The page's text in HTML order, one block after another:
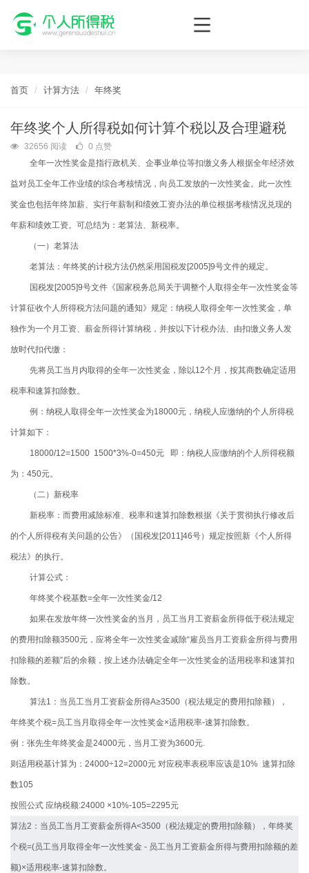
个人所得税网，最新个税资讯平台，您的个税管理专家！
首页 计算方法 年终奖
年终奖个人所得税如何计算个税以及合理避税
32656 阅读
0 点赞
全年一次性奖金是指行政机关、企事业单位等扣缴义务人根据全年经济效
益对员工全年工作业绩的综合考核情况，向员工发放的一次性奖金。此一次性
奖金也包括年终加薪、实行年薪制和绩效工资办法的单位根据考核情况兑现的
年薪和绩效工资。可总结为：老算法、新税率。
（一）老算法
老算法：年终奖的计税方法仍然采用国税发[2005]9号文件的规定。
国税发[2005]9号文件《国家税务总局关于调整个人取得全年一次性奖金等
计算征收个人所得税方法问题的通知》规定：纳税人取得全年一次性奖金，单
独作为一个月工资、薪金所得计算纳税，并按以下计税办法、由扣缴义务人发
放时代扣代缴：
先将员工当月内取得的全年一次性奖金，除以12个月，按其商数确定适用
税率和速算扣除数。
例：纳税人取得全年一次性奖金为18000元，纳税人应缴纳的个人所得税
计算如下：
18000/12=1500 1500*3%-0=450元 即：纳税人应缴纳的个人所得税额
为： 450元。
（二）新税率
新税率：而费用减除标准、税率和速算扣除数根据《关于贯彻执行修改后
的个人所得税有关问题的公告》（国税发[2011]46号）规定按照新《个人所得
税法》的执行。
计算公式：
年终奖个税基数=全年一次性奖金/12
如果在发放年终一次性奖金的当月，员工当月工资薪金所得低于税法规定
的费用扣除额3500元，应将全年一次性奖金减除“雇员当月工资薪金所得与费用
扣除额的差额”后的余额，按上述办法确定全年一次性奖金的适用税率和速算扣
除数。
算法1：当员工当月工资薪金所得A≥3500（税法规定的费用扣除额），
年终奖个税=员工当月取得全年一次性奖金×适用税率-速算扣除数。
例：张先生年终奖金是24000元，当月工资为3600元
则适用税基计算为： 24000÷12=2000元 对应税率表税率应该是10% 速算扣除
数105
按照公式 应纳税额:24000 ×10%-105=2295元
算法2：当员工当月工资薪金所得A<3500（税法规定的费用扣除额），年终奖
个税=(员工当月取得全年一次性奖金 - 员工当月工资薪金所得与费用扣除额的差
额)×适用税率-速算扣除数。